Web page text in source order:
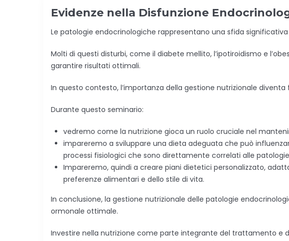
Evidenze nella Disfunzione
Le patologie endocrinologiche rappresentano una sfida
Molti di questi disturbi, come il diabete mellito, l’ipotiroidismo e
garantire risultati ottimali.
In questo contesto, l’importanza della gestione nutrizionale
Durante questo seminario:
vedremo come la nutrizione gioca un ruolo cruciale nel
impareremo a sviluppare una dieta adeguata che può
processi fisiologici che sono direttamente correlati alle
Impareremo, quindi a creare piani dietetici personalizzato,
preferenze alimentari e dello stile di vita.
In conclusione, la gestione nutrizionale delle patologie
ormonale ottimale.
Investire nella nutrizione come parte integrante del trattamento e